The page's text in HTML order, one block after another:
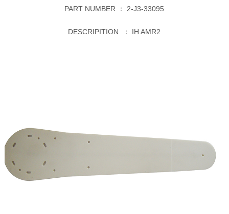
PART NUMBER ： 2-J3-33095
DESCRIPITION ： IH AMR2